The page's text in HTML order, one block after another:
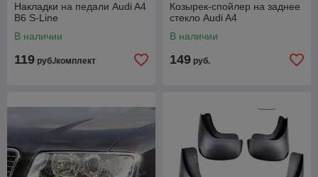
Накладки на педали Audi A4
B6 S-Line
В наличии
119 руб./комплект
Козырек-спойлер на заднее
стекло Audi A4
В наличии
149 руб.